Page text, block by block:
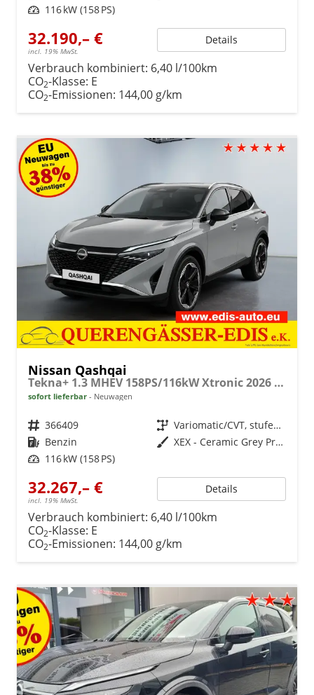
Leistung 116 kW (158 PS)
32.190,– €
incl. 19% MwSt.
Details
Verbrauch kombiniert: 6,40 l/100km
CO2-Klasse: E
CO2-Emissionen: 144,00 g/km
Nissan Qashqai
Tekna+ 1.3 MHEV 158PS/116kW Xtronic 2026 +20"ALU+PANO+BOSE+HuD
sofort lieferbar Neuwagen
Fahrzeugnr. 366409 Getriebe
Variomatic/CVT, stufenlos
Kraftstoff Benzin Außenfarbe
XEX - Ceramic Grey Premium Met. mit Dach in Solid Black
Leistung 116 kW (158 PS)
32.267,– €
incl. 19% MwSt.
Details
Verbrauch kombiniert: 6,40 l/100km
CO2-Klasse: E
CO2-Emissionen: 144,00 g/km